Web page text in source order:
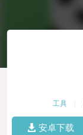
工具
安卓下载